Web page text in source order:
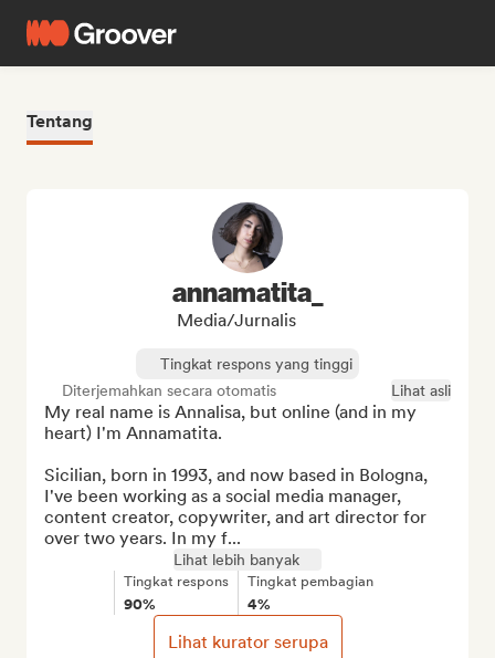
Tentang
annamatita_
Media/Jurnalis
Tingkat respons yang tinggi
Diterjemahkan secara otomatis
Lihat asli
My real name is Annalisa, but online (and in my
heart) I'm Annamatita.
Sicilian, born in 1993, and now based in Bologna,
I've been working as a social media manager,
content creator, copywriter, and art director for
over two years. In my f...
Lihat lebih banyak
Tingkat respons
90%
Tingkat pembagian
4%
Lihat kurator serupa